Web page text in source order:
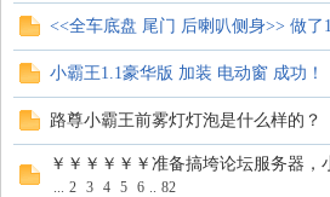
<<全车底盘 尾门 后喇叭侧身>> 做
小霸王1.1豪华版 加装 电动窗 成功
路尊小霸王前雾灯灯泡是什么样的？
￥￥￥￥￥￥准备搞垮论坛服务器
... 2 3 4 5 6 .. 82